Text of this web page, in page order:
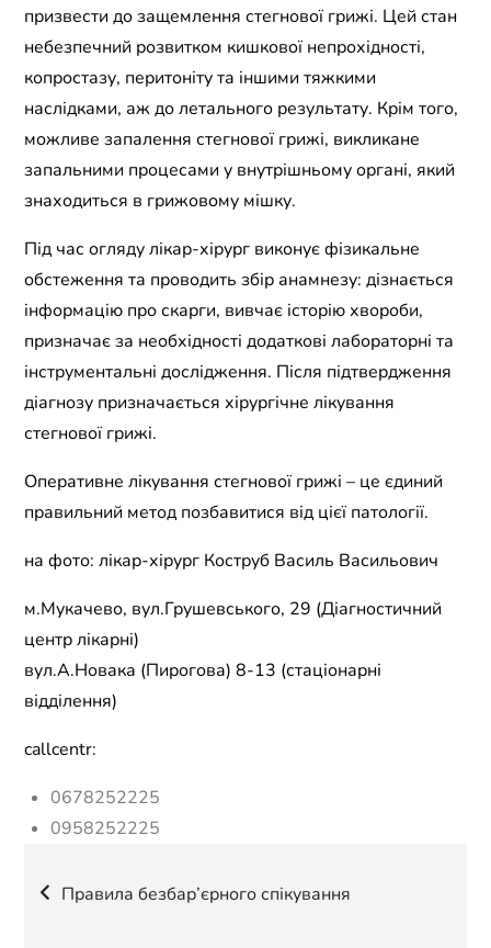
призвести до защемлення стегнової грижі. Цей стан
небезпечний розвитком кишкової непрохідності,
копростазу, перитоніту та іншими тяжкими
наслідками, аж до летального результату. Крім того,
можливе запалення стегнової грижі, викликане
запальними процесами у внутрішньому органі, який
знаходиться в грижовому мішку.
Під час огляду лікар-хірург виконує фізикальне
обстеження та проводить збір анамнезу: дізнається
інформацію про скарги, вивчає історію хвороби,
призначає за необхідності додаткові лабораторні та
інструментальні дослідження. Після підтвердження
діагнозу призначається хірургічне лікування
стегнової грижі.
Оперативне лікування стегнової грижі – це єдиний
правильний метод позбавитися від цієї патології.
на фото: лікар-хірург Коструб Василь Васильович
м.Мукачево, вул.Грушевського, 29 (Діагностичний
центр лікарні)
вул.А.Новака (Пирогова) 8-13 (стаціонарні
відділення)
callcentr:
0678252225
0958252225
Навігація
Правила безбар’єрного спікування